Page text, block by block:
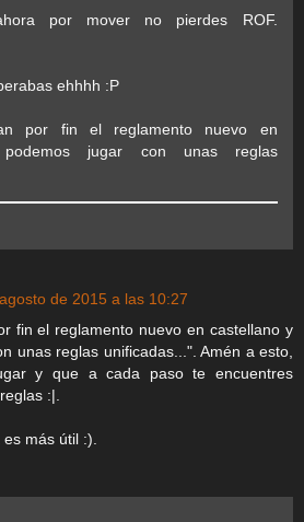
por mover no pierdes ROF.
ehhhh :P
por fin el reglamento nuevo en
jugar con unas reglas
de 2015 a las 10:27
fin el reglamento nuevo en castellano y
unas reglas unificadas...". Amén a esto,
y que a cada paso te encuentres
:|.
más útil :).